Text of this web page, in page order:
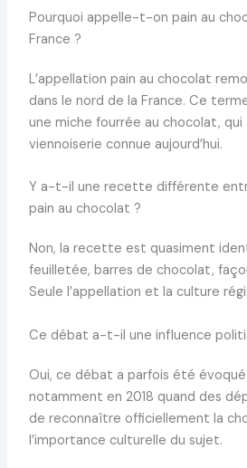
Pourquoi appelle-t-on pain au
France ?
L’appellation pain au chocolat
dans le nord de la France. Ce
une miche fourrée au chocolat, qui
viennoiserie connue aujourd’hui.
Y a-t-il une recette différente
pain au chocolat ?
Non, la recette est quasiment
feuilletée, barres de chocolat,
Seule l’appellation et la culture
Ce débat a-t-il une influence
Oui, ce débat a parfois été
notamment en 2018 quand des
de reconnaître officiellement la
l’importance culturelle du sujet.